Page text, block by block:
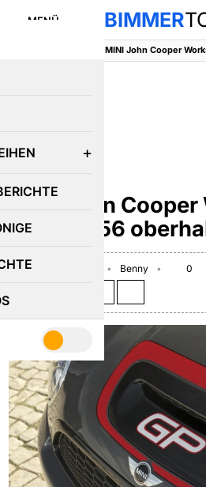
MENÜ BIMMER
MINI John Cooper
MINI John Cooper
Power-F56
November 24, 2016 Benny
0